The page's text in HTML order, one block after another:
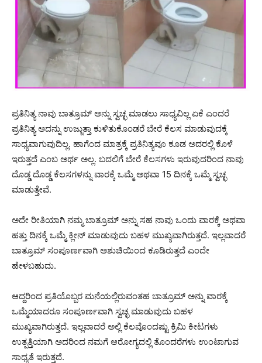
ಪ್ರತಿನಿತ್ಯ ನಾವು ಬಾತ್ರೂಮ್ ಅನ್ನು ಸ್ವಚ್ಛ ಮಾಡಲು ಸಾಧ್ಯವಿಲ್ಲ ಏಕೆ ಎಂದರೆ
ಪ್ರತಿನಿತ್ಯ ಅದನ್ನು ಉಜ್ಜುತ್ತಾ ಕುಳಿತುಕೊಂಡರೆ ಬೇರೆ ಕೆಲಸ ಮಾಡುವುದಕ್ಕೆ
ಸಾಧ್ಯವಾಗುವುದಿಲ್ಲ. ಹಾಗೆಂದ ಮಾತ್ರಕ್ಕೆ ಪ್ರತಿನಿತ್ಯವೂ ಕೂಡ ಅದರಲ್ಲಿ ಕೊಳೆ
ಇರುತ್ತದೆ ಎಂಬ ಅರ್ಥ ಅಲ್ಲ. ಬದಲಿಗೆ ಬೇರೆ ಕೆಲಸಗಳು ಇರುವುದರಿಂದ ನಾವು
ದೊಡ್ಡ ದೊಡ್ಡ ಕೆಲಸಗಳನ್ನು ವಾರಕ್ಕೆ ಒಮ್ಮೆ ಅಥವಾ 15 ದಿನಕ್ಕೆ ಒಮ್ಮೆ ಸ್ವಚ್ಛ
ಮಾಡುತ್ತೇವೆ.
ಅದೇ ರೀತಿಯಾಗಿ ನಮ್ಮ ಬಾತ್ರೂಮ್ ಅನ್ನು ಸಹ ನಾವು ಒಂದು ವಾರಕ್ಕೆ ಅಥವಾ
ಹತ್ತು ದಿನಕ್ಕೆ ಒಮ್ಮೆ ಕ್ಲೀನ್ ಮಾಡುವುದು ಬಹಳ ಮುಖ್ಯವಾಗಿರುತ್ತದೆ. ಇಲ್ಲವಾದರೆ
ಬಾತ್ರೂಮ್ ಸಂಪೂರ್ಣವಾಗಿ ಅಶುಚಿಯಿಂದ ಕೂಡಿರುತ್ತದೆ ಎಂದೇ
ಹೇಳಬಹುದು.
ಆದ್ದರಿಂದ ಪ್ರತಿಯೊಬ್ಬರ ಮನೆಯಲ್ಲಿರುವಂತಹ ಬಾತ್ರೂಮ್ ಅನ್ನು ವಾರಕ್ಕೆ
ಒಮ್ಮೆಯಾದರೂ ಸಂಪೂರ್ಣವಾಗಿ ಸ್ವಚ್ಛ ಮಾಡುವುದು ಬಹಳ
ಮುಖ್ಯವಾಗಿರುತ್ತದೆ. ಇಲ್ಲವಾದರೆ ಅಲ್ಲಿ ಕೆಲವೊಂದಷ್ಟು ಕ್ರಿಮಿ ಕೀಟಗಳು
ಉತ್ಪತ್ತಿಯಾಗಿ ಅದರಿಂದ ನಮಗೆ ಆರೋಗ್ಯದಲ್ಲಿ ತೊಂದರೆಗಳು ಉಂಟಾಗುವ
ಸಾಧ್ಯತೆ ಇರುತ್ತದೆ.